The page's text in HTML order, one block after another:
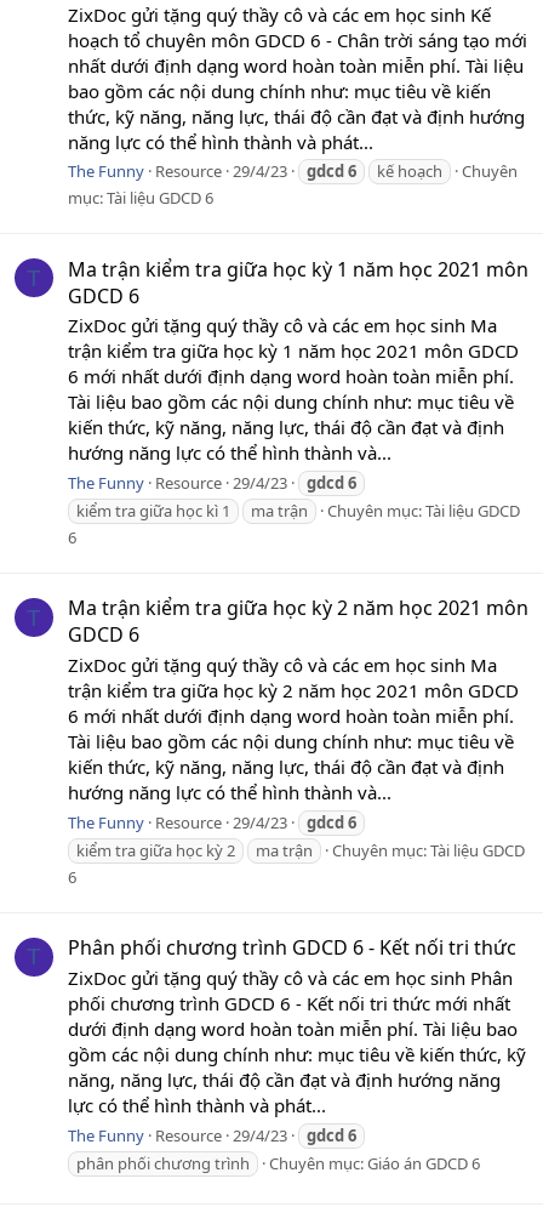
ZixDoc gửi tặng quý thầy cô và các em học sinh Kế
hoạch tổ chuyên môn GDCD 6 - Chân trời sáng tạo mới
nhất dưới định dạng word hoàn toàn miễn phí. Tài liệu
bao gồm các nội dung chính như: mục tiêu về kiến
thức, kỹ năng, năng lực, thái độ cần đạt và định hướng
năng lực có thể hình thành và phát...
The Funny Resource 29/4/23 gdcd6 kế hoạch
Chuyên
mục:Tài liệu GDCD 6
T
Ma trận kiểm tra giữa học kỳ 1 năm học 2021 môn
GDCD 6
ZixDoc gửi tặng quý thầy cô và các em học sinh Ma
trận kiểm tra giữa học kỳ 1 năm học 2021 môn GDCD
6 mới nhất dưới định dạng word hoàn toàn miễn phí.
Tài liệu bao gồm các nội dung chính như: mục tiêu về
kiến thức, kỹ năng, năng lực, thái độ cần đạt và định
hướng năng lực có thể hình thành và...
The Funny Resource 29/4/23 gdcd6
kiểm tra giữa học kì 1
ma trận Chuyên mục:Tài liệu GDCD
6
T
Ma trận kiểm tra giữa học kỳ 2 năm học 2021 môn
GDCD 6
ZixDoc gửi tặng quý thầy cô và các em học sinh Ma
trận kiểm tra giữa học kỳ 2 năm học 2021 môn GDCD
6 mới nhất dưới định dạng word hoàn toàn miễn phí.
Tài liệu bao gồm các nội dung chính như: mục tiêu về
kiến thức, kỹ năng, năng lực, thái độ cần đạt và định
hướng năng lực có thể hình thành và...
The Funny Resource 29/4/23 gdcd6
kiểm tra giữa học kỳ 2
ma trận Chuyên mục:Tài liệu GDCD
6
T Phân phối chương trình GDCD 6 - Kết nối tri thức
ZixDoc gửi tặng quý thầy cô và các em học sinh Phân
phối chương trình GDCD 6 - Kết nối tri thức mới nhất
dưới định dạng word hoàn toàn miễn phí. Tài liệu bao
gồm các nội dung chính như: mục tiêu về kiến thức, kỹ
năng, năng lực, thái độ cần đạt và định hướng năng
lực có thể hình thành và phát...
The Funny Resource 29/4/23 gdcd6
phân phối chương trình
Chuyên mục:Giáo án GDCD 6